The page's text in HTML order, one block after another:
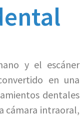
y el escáner
en una
dentales
cámara intraoral,